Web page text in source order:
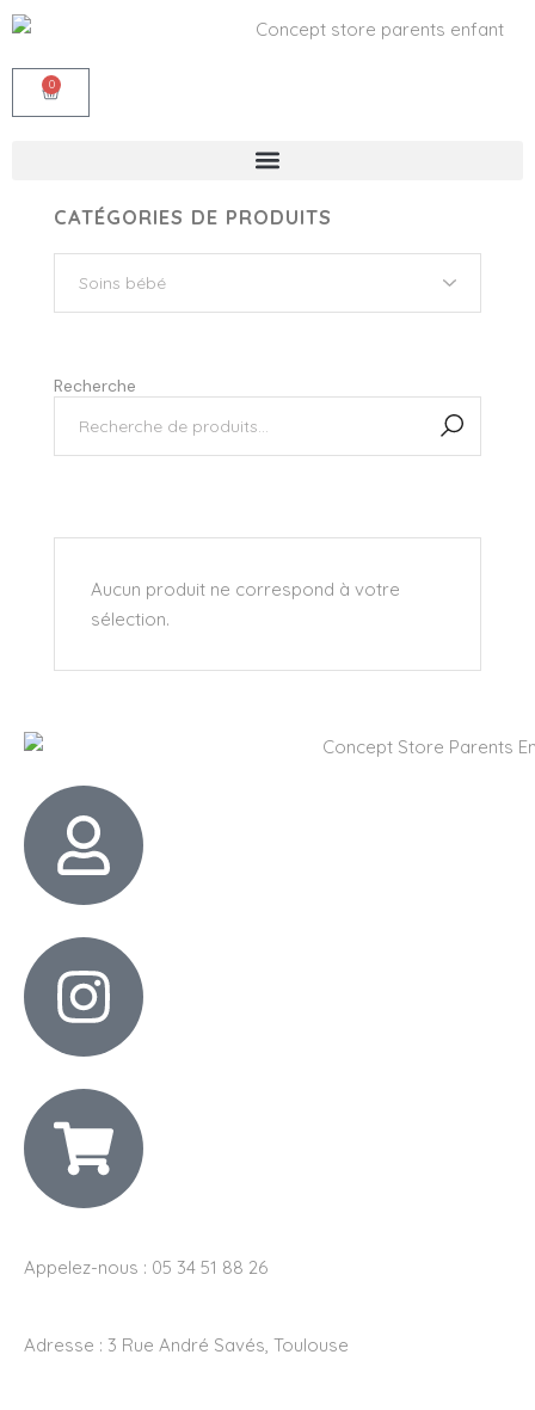
0
Aucun produit ne correspond à votre
sélection.
CATÉGORIES DE PRODUITS
Recherche
Appelez-nous : 05 34 51 88 26
Adresse : 3 Rue André Savés, Toulouse